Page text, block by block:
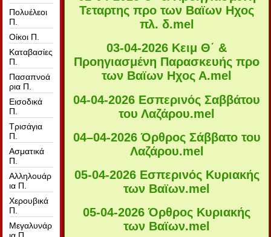
Πολυέλεοι
Π.
Οίκοι Π.
Καταβασίες
Π.
Πασαπνοά
ρια Π.
Εισοδικά
Π.
Τρισάγια
Π.
Ασματικά
Π.
Αλληλουάρ
ια Π.
Χερουβικά
Π.
Μεγαλυνάρ
Τεταρτης προ των Βαϊων Ηχος
πλ. δ.mel
03-04-2026 Κειμ Θ΄ &
Προηγιασμένη Παρασκευής προ
των Βαϊων Ηχος Α.mel
04-04-2026 Εσπερινός Σαββάτου
του Λαζάρου.mel
04–04-2026 Όρθρος Σάββατο του
Λαζάρου.mel
05-04-2026 Εσπερινός Κυριακής
των Βαϊων.mel
05-04-2026 Όρθρος Κυριακής
των Βαϊων.mel